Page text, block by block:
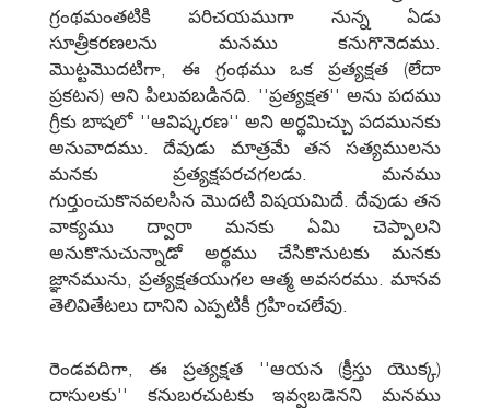
గ్రంథమంతటికి పరిచయముగా నున్న ఏడు
సూత్రీకరణలను మనము కనుగొనెదము.
మొట్టమొదటిగా, ఈ గ్రంథము ఒక ప్రత్యక్షత (లేదా
ప్రకటన) అని పిలువబడినది. ''ప్రత్యక్షత'' అను పదము
గ్రీకు బాషలో ''ఆవిష్కరణ'' అని అర్థమిచ్చు పదమునకు
అనువాదము. దేవుడు మాత్రమే తన సత్యములను
మనకు ప్రత్యక్షపరచగలడు. మనము
గుర్తుంచుకొనవలసిన మొదటి విషయమిదే. దేవుడు తన
వాక్యము ద్వారా మనకు ఏమి చెప్పాలని
అనుకొనుచున్నాడో అర్థము చేసికొనుటకు మనకు
జ్ఞానమును, ప్రత్యక్షతయుగల ఆత్మ అవసరము. మానవ
తెలివితేటలు దానిని ఎప్పటికీ గ్రహించలేవు.
రెండవదిగా, ఈ ప్రత్యక్షత ''ఆయన (క్రీస్తు యొక్క)
దాసులకు'' కనుబరచుటకు ఇవ్వబడెనని మనము